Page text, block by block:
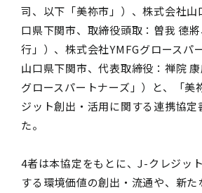
司、以下「美祢市」）、株式会社山
口県下関市、取締役頭取：曽我 德
行」）、株式会社YMFGグロースパ
山口県下関市、代表取締役：禅院
グロースパートナーズ」）と、「美
ジット創出・活用に関する連携協定
た。
4者は本協定をもとに、J-クレジッ
する環境価値の創出・流通や、新た